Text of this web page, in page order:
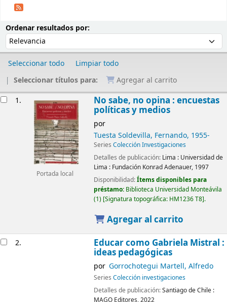
Ordenar resultados por:
Seleccionar todo
Limpiar todo
Seleccionar títulos para:
Agregar al carrito
1.
Portada local
No sabe, no opina : encuestas
políticas y medios
por
Tuesta Soldevilla, Fernando, 1955-
Series Colección Investigaciones
Detalles de publicación: Lima : Universidad de
Lima : Fundación Konrad Adenauer, 1997
Disponibilidad:Ítems disponibles para
préstamo: Biblioteca Universidad Monteávila
(1) Signatura topográfica: HM1236 T8 .
Agregar al carrito
2. Educar como Gabriela Mistral :
ideas pedagógicas
por Gorrochotegui Martell, Alfredo
Series Colección investigaciones
Detalles de publicación:Santiago de Chile :
MAGO Editores,2022